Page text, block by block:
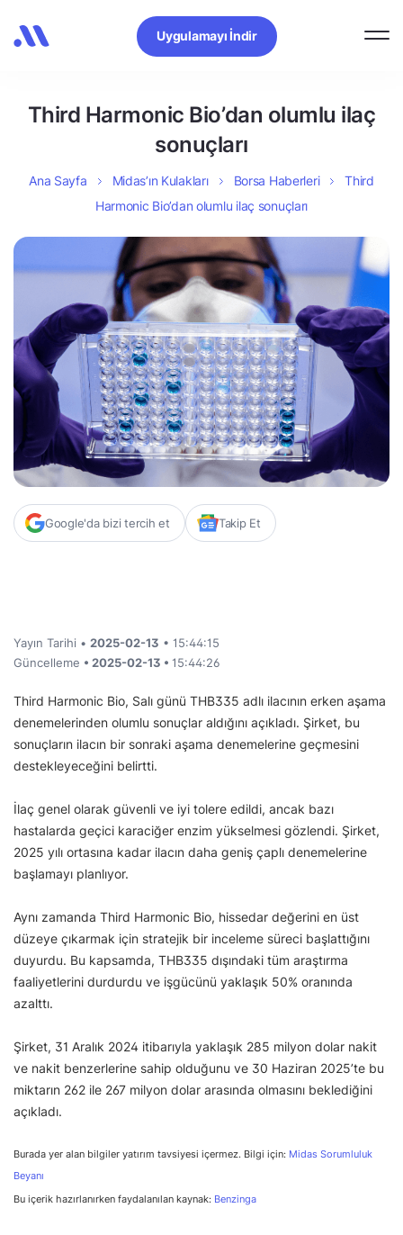
Uygulamayı İndir
Third Harmonic Bio’dan olumlu ilaç
sonuçları
Ana Sayfa Midas’ın Kulakları Borsa Haberleri
Third
Harmonic Bio’dan olumlu ilaç sonuçları
Google'da bizi tercih et Takip Et
Yayın Tarihi • 2025-02-13 • 15:44:15
Güncelleme • 2025-02-13 • 15:44:26
Third Harmonic Bio, Salı günü THB335 adlı ilacının erken aşama
denemelerinden olumlu sonuçlar aldığını açıkladı. Şirket, bu
sonuçların ilacın bir sonraki aşama denemelerine geçmesini
destekleyeceğini belirtti.
İlaç genel olarak güvenli ve iyi tolere edildi, ancak bazı
hastalarda geçici karaciğer enzim yükselmesi gözlendi. Şirket,
2025 yılı ortasına kadar ilacın daha geniş çaplı denemelerine
başlamayı planlıyor.
Aynı zamanda Third Harmonic Bio, hissedar değerini en üst
düzeye çıkarmak için stratejik bir inceleme süreci başlattığını
duyurdu. Bu kapsamda, THB335 dışındaki tüm araştırma
faaliyetlerini durdurdu ve işgücünü yaklaşık 50% oranında
azalttı.
Şirket, 31 Aralık 2024 itibarıyla yaklaşık 285 milyon dolar nakit
ve nakit benzerlerine sahip olduğunu ve 30 Haziran 2025’te bu
miktarın 262 ile 267 milyon dolar arasında olmasını beklediğini
açıkladı.
Burada yer alan bilgiler yatırım tavsiyesi içermez. Bilgi için: Midas Sorumluluk
Beyanı
Bu içerik hazırlanırken faydalanılan kaynak: Benzinga